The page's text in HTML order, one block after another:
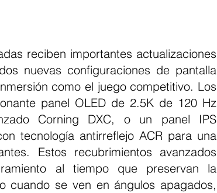
nuevas configuraciones de pantalla
como el juego competitivo. Los
panel OLED de 2.5K de 120 Hz
Corning DXC, o un panel IPS
tecnología antirreflejo ACR para una
Estos recubrimientos avanzados
al tiempo que preservan la
cuando se ven en ángulos apagados,